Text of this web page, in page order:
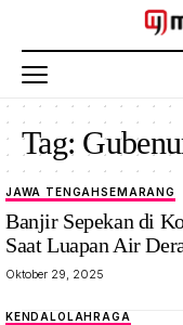
Tag:
JAWA TENGAHSEMARANG
Banjir Sepekan di
Saat Luapan Air
Oktober 29, 2025
KENDALOLAHRAGA